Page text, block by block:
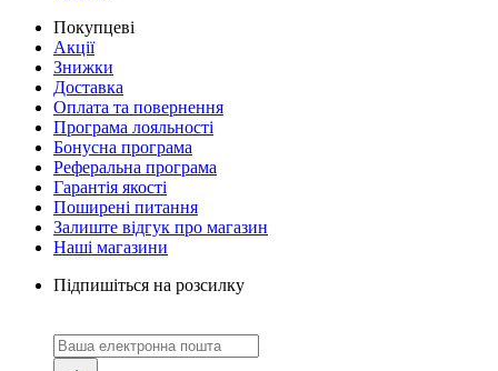
Покупцеві
Акції
Знижки
Доставка
Оплата та повернення
Програма лояльності
Бонусна програма
Реферальна програма
Гарантія якості
Поширені питання
Залиште відгук про магазин
Наші магазини
Підпишіться на розсилку